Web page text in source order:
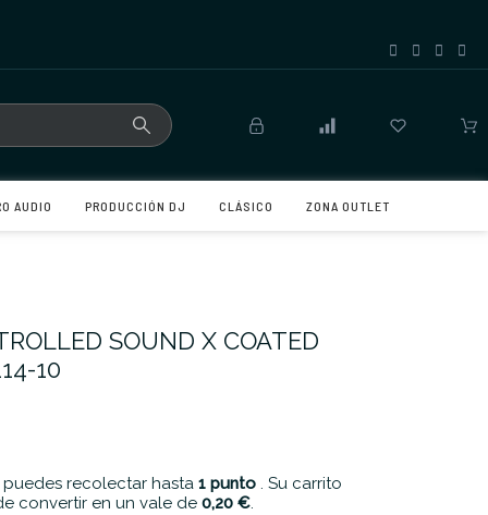
AUDIO PRODUCCIÓN DJ CLÁSICO ZONA OUTLET
SOUND X COATED
10
recolectar hasta 1 punto . Su carrito
convertir en un vale de 0,20 €.